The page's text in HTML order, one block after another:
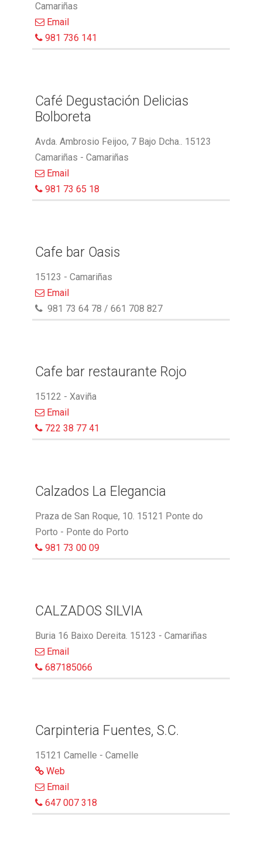
Camariñas
Email
981 736 141
Café Degustación Delicias
Bolboreta
Avda. Ambrosio Feijoo, 7 Bajo Dcha.. 15123
Camariñas - Camariñas
Email
981 73 65 18
Cafe bar Oasis
15123 - Camariñas
Email
981 73 64 78 / 661 708 827
Cafe bar restaurante Rojo
15122 - Xaviña
Email
722 38 77 41
Calzados La Elegancia
Praza de San Roque, 10. 15121 Ponte do
Porto - Ponte do Porto
981 73 00 09
CALZADOS SILVIA
Buria 16 Baixo Dereita. 15123 - Camariñas
Email
687185066
Carpinteria Fuentes, S.C.
15121 Camelle - Camelle
Web
Email
647 007 318